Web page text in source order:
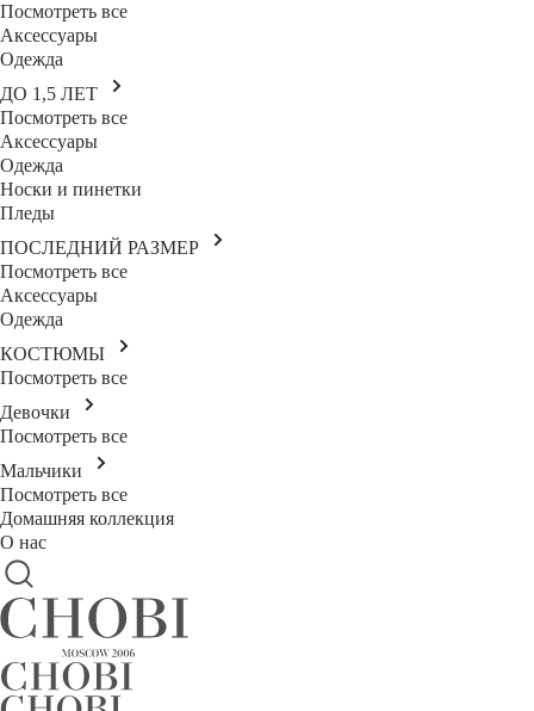
Посмотреть все
Аксессуары
Одежда
ДО 1,5 ЛЕТ
Посмотреть все
Аксессуары
Одежда
Носки и пинетки
Пледы
ПОСЛЕДНИЙ РАЗМЕР
Посмотреть все
Аксессуары
Одежда
КОСТЮМЫ
Посмотреть все
Девочки
Посмотреть все
Мальчики
Посмотреть все
Домашняя коллекция
О нас